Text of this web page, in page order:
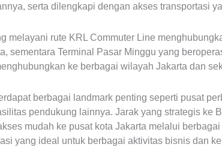
serta dilengkapi dengan akses transportasi
melayani rute KRL Commuter Line
sementara Terminal Pasar Minggu yang
ke berbagai wilayah Jakarta dan
berbagai landmark penting seperti pusat
pendukung lainnya. Jarak yang strategis ke
mudah ke pusat kota Jakarta melalui
yang ideal untuk berbagai aktivitas bisnis dan